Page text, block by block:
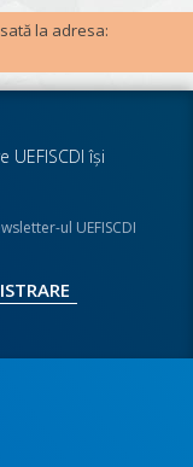
la adresa:
îşi
ul UEFISCDI